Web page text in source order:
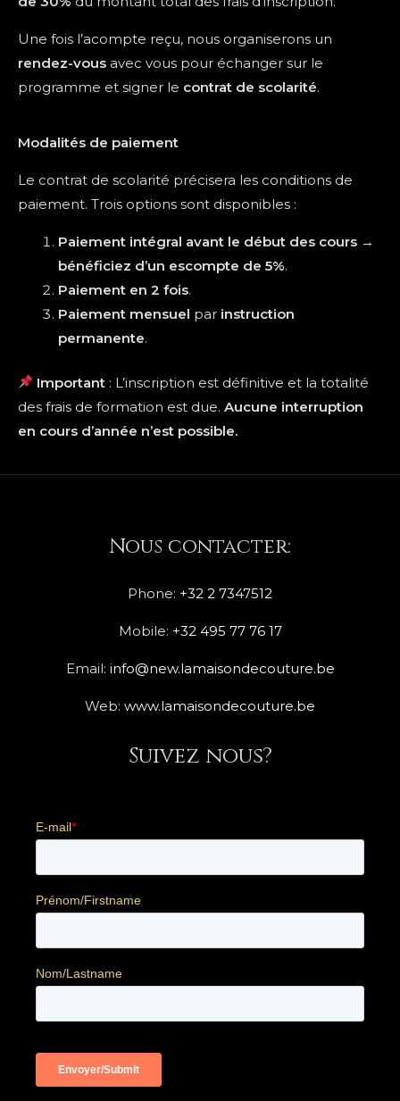
Une fois l’acompte reçu, nous organiserons un
rendez-vous avec vous pour échanger sur le
programme et signer le contrat de scolarité.
Modalités de paiement
Le contrat de scolarité précisera les conditions de
paiement. Trois options sont disponibles :
Paiement intégral avant le début des cours →
bénéficiez d’un escompte de 5%.
Paiement en 2 fois.
Paiement mensuel par instruction
permanente.
Important : L’inscription est définitive et la totalité
des frais de formation est due. Aucune interruption
en cours d’année n’est possible.
Nous contacter:
Phone: +32 2 7347512
Mobile: +32 495 77 76 17
Email: info@new.lamaisondecouture.be
Web: www.lamaisondecouture.be
Suivez nous?